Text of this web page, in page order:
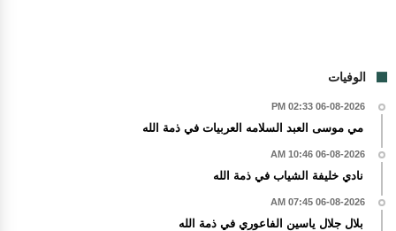
الوفيات
06-08-2026 02:33 PM
مي موسى العبد السلامه العربيات في ذمة الله
06-08-2026 10:46 AM
نادي خليفة الشياب في ذمة الله
06-08-2026 07:45 AM
بلال جلال ياسين الفاعوري في ذمة الله